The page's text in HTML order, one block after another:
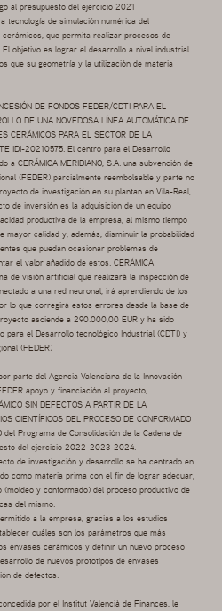
al presupuesto del ejercicio 2021
tecnología de simulación numérica del
que permita realizar procesos de
objetivo es lograr el desarrollo a nivel industrial
que su geometría y la utilización de materia
DE FONDOS FEDER/CDTI PARA EL
DE UNA NOVEDOSA LÍNEA AUTOMÁTICA DE
CERÁMICOS PARA EL SECTOR DE LA
IDI-20210575. El centro para el Desarrollo
a CERÁMICA MERIDIANO, S.A. una subvención de
(FEDER) parcialmente reembolsable y parte no
de investigación en su plantan en Vila-Real,
de inversión es la adquisición de un equipo
productiva de la empresa, al mismo tiempo
calidad y, además, disminuir la probabilidad
que puedan ocasionar problemas de
el valor añadido de estos. CERÁMICA
de visión artificial que realizará la inspección de
a una red neuronal, irá aprendiendo de los
lo que corregirá estos errores desde la base de
asciende a 290.000,00 EUR y ha sido
para el Desarrollo tecnológico Industrial (CDTI) y
(FEDER)
parte del Agencia Valenciana de la Innovación
apoyo y financiación al proyecto,
SIN DEFECTOS A PARTIR DE LA
CIENTÍFICOS DEL PROCESO DE CONFORMADO
del Programa de Consolidación de la Cadena de
del ejercicio 2022-2023-2024.
de investigación y desarrollo se ha centrado en
como materia prima con el fin de lograr adecuar,
y conformado) del proceso productivo de
del mismo.
a la empresa, gracias a los estudios
cuáles son los parámetros que más
envases cerámicos y definir un nuevo proceso
de nuevos prototipos de envases
de defectos.
por el Institut Valencià de Finances, le